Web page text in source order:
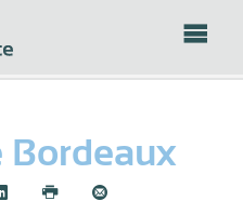
Bordeaux